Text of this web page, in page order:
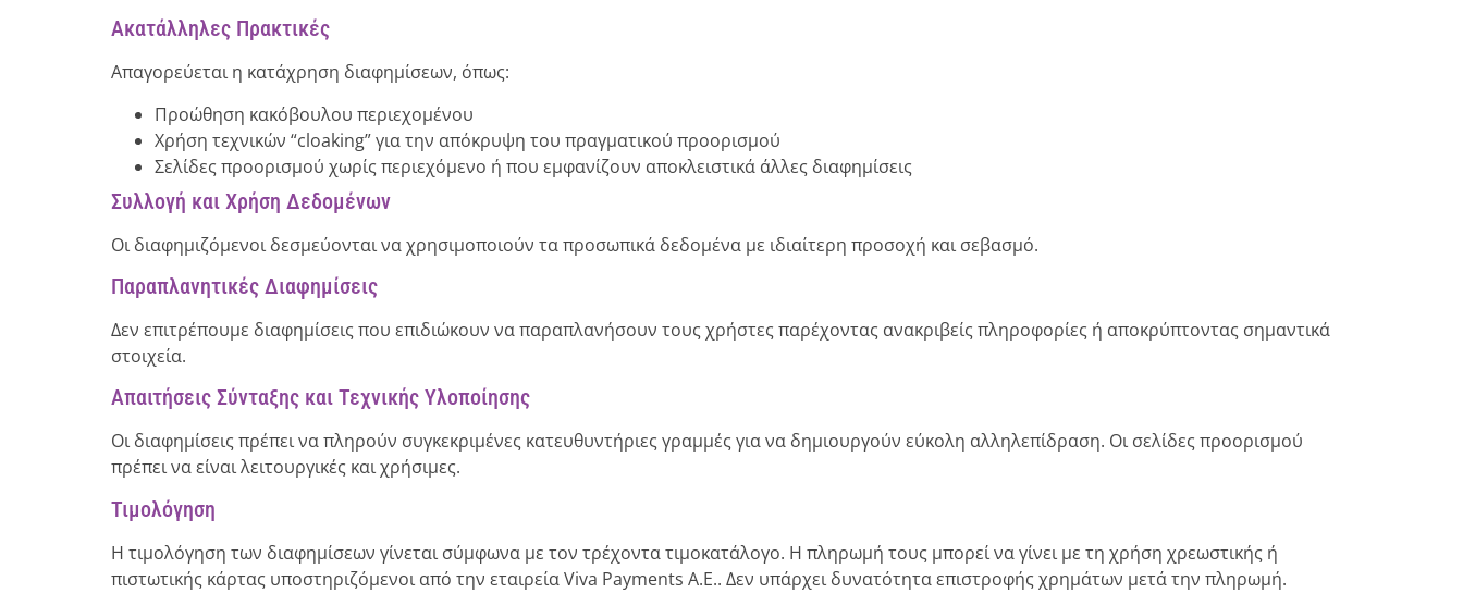
Ακατάλληλες Πρακτικές
Απαγορεύεται η κατάχρηση διαφημίσεων, όπως:
Προώθηση κακόβουλου περιεχομένου
Χρήση τεχνικών “cloaking” για την απόκρυψη του πραγματικού προορισμού
Σελίδες προορισμού χωρίς περιεχόμενο ή που εμφανίζουν αποκλειστικά άλλες διαφημίσεις
Συλλογή και Χρήση Δεδομένων
Οι διαφημιζόμενοι δεσμεύονται να χρησιμοποιούν τα προσωπικά δεδομένα με ιδιαίτερη προσοχή και σεβασμό.
Παραπλανητικές Διαφημίσεις
Δεν επιτρέπουμε διαφημίσεις που επιδιώκουν να παραπλανήσουν τους χρήστες παρέχοντας ανακριβείς πληροφορίες ή αποκρύπτοντας σημαντικά
στοιχεία.
Απαιτήσεις Σύνταξης και Τεχνικής Υλοποίησης
Οι διαφημίσεις πρέπει να πληρούν συγκεκριμένες κατευθυντήριες γραμμές για να δημιουργούν εύκολη αλληλεπίδραση. Οι σελίδες προορισμού
πρέπει να είναι λειτουργικές και χρήσιμες.
Τιμολόγηση
Η τιμολόγηση των διαφημίσεων γίνεται σύμφωνα με τον τρέχοντα τιμοκατάλογο. Η πληρωμή τους μπορεί να γίνει με τη χρήση χρεωστικής ή
πιστωτικής κάρτας υποστηριζόμενοι από την εταιρεία Viva Payments Α.Ε.. Δεν υπάρχει δυνατότητα επιστροφής χρημάτων μετά την πληρωμή.